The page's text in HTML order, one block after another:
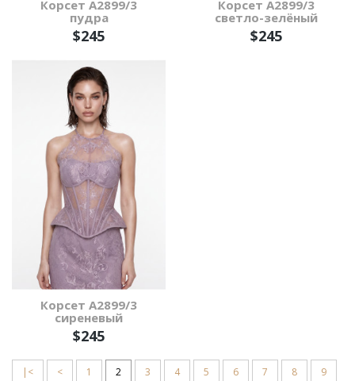
Корсет А2899/3
пудра
$245
Корсет А2899/3
светло-зелёный
$245
Корсет А2899/3
сиреневый
$245
|< < 1 2 3 4 5 6 7 8
9